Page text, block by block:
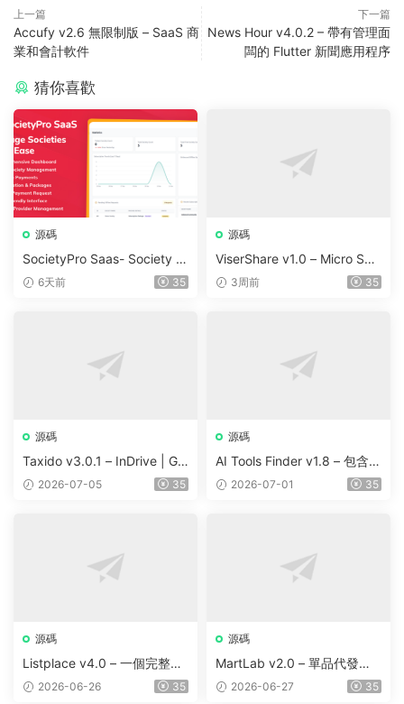
上一篇
Accufy v2.6 無限制版 – SaaS 商
業和會計軟件
下一篇
News Hour v4.0.2 – 帶有管理面
闆的 Flutter 新聞應用程序
猜你喜歡
源碼
SocietyPro Saas- Society M
anagement Software v1.0.7
6天前 35
源碼
ViserShare v1.0 – Micro Sha
re Trading And Prediction Pl
3周前 35
源碼
Taxido v3.0.1 – InDrive | Gr
ab | Uber Clone | Taxi Booki
2026-07-05 35
源碼
AI Tools Finder v1.8 – 包含 5
000 多種工具、訂閱、廣告
2026-07-01 35
源碼
Listplace v4.0 – 一個完整的
本地商家名錄平台
2026-06-26 35
源碼
MartLab v2.0 – 單品代發貨
平台2026-06-27 35